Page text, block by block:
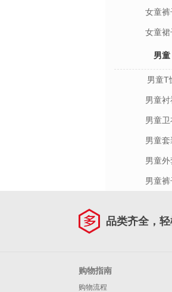
女童裤
女童裙
男童
男童T
男童衬
男童卫
男童套
男童外
男童裤
品类齐全，
购物指南
购物流程